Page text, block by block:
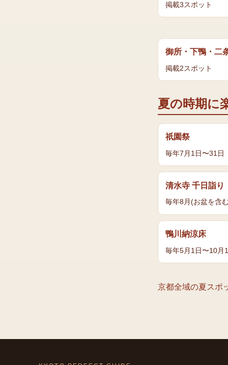
掲載3スポット
御所・下鴨・二
掲載2スポット
夏の時期に
祇園祭
毎年7月1日〜31日
清水寺 千日詣り
毎年8月(お盆を含
鴨川納涼床
毎年5月1日〜10月
京都全域の夏スポ